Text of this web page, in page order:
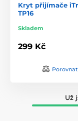
Kryt přijímače
TP16
Skladem
299 Kč
Porovnat
Už